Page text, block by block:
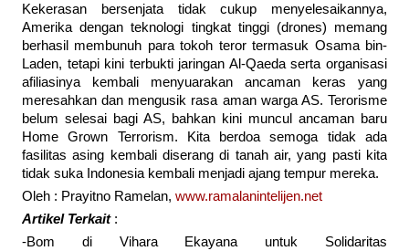
Kekerasan bersenjata tidak cukup menyelesaikannya,
Amerika dengan teknologi tingkat tinggi (drones) memang
berhasil membunuh para tokoh teror termasuk Osama bin-
Laden, tetapi kini terbukti jaringan Al-Qaeda serta organisasi
afiliasinya kembali menyuarakan ancaman keras yang
meresahkan dan mengusik rasa aman warga AS. Terorisme
belum selesai bagi AS, bahkan kini muncul ancaman baru
Home Grown Terrorism. Kita berdoa semoga tidak ada
fasilitas asing kembali diserang di tanah air, yang pasti kita
tidak suka Indonesia kembali menjadi ajang tempur mereka.
Oleh : Prayitno Ramelan, www.ramalanintelijen.net
Artikel Terkait:
-Bom di Vihara Ekayana untuk Solidaritas